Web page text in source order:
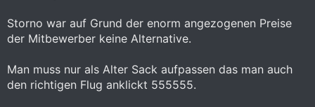
Storno war auf Grund der enorm angezogenen Preise
der Mitbewerber keine Alternative.
Man muss nur als Alter Sack aufpassen das man auch
den richtigen Flug anklickt 555555.